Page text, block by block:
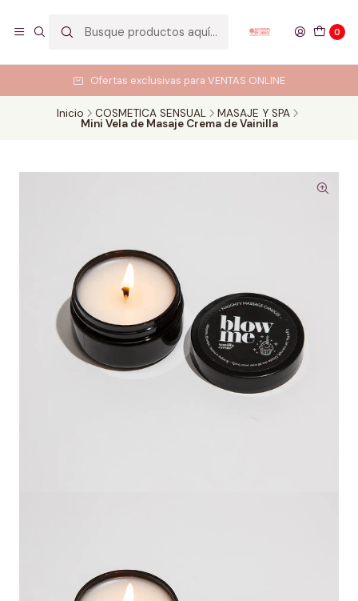
0
Ofertas exclusivas para VENTAS ONLINE
Inicio COSMETICA SENSUAL MASAJE Y SPA
Mini Vela de Masaje Crema de Vainilla